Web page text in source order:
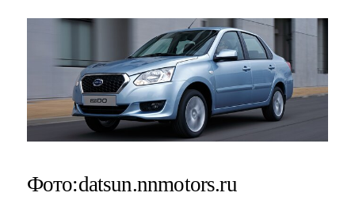
Фото:datsun.nnmotors.ru